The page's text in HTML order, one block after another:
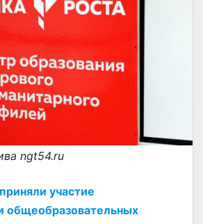
ngt54.ru
участие
общеобразовательных